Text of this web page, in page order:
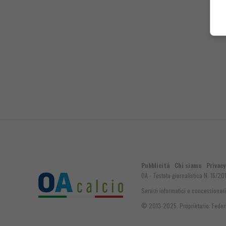
Pubblicità Chi siamo
OA - Testata giornalistica N. 16/
Servizi informatici e
© 2013-2025. Proprietario: